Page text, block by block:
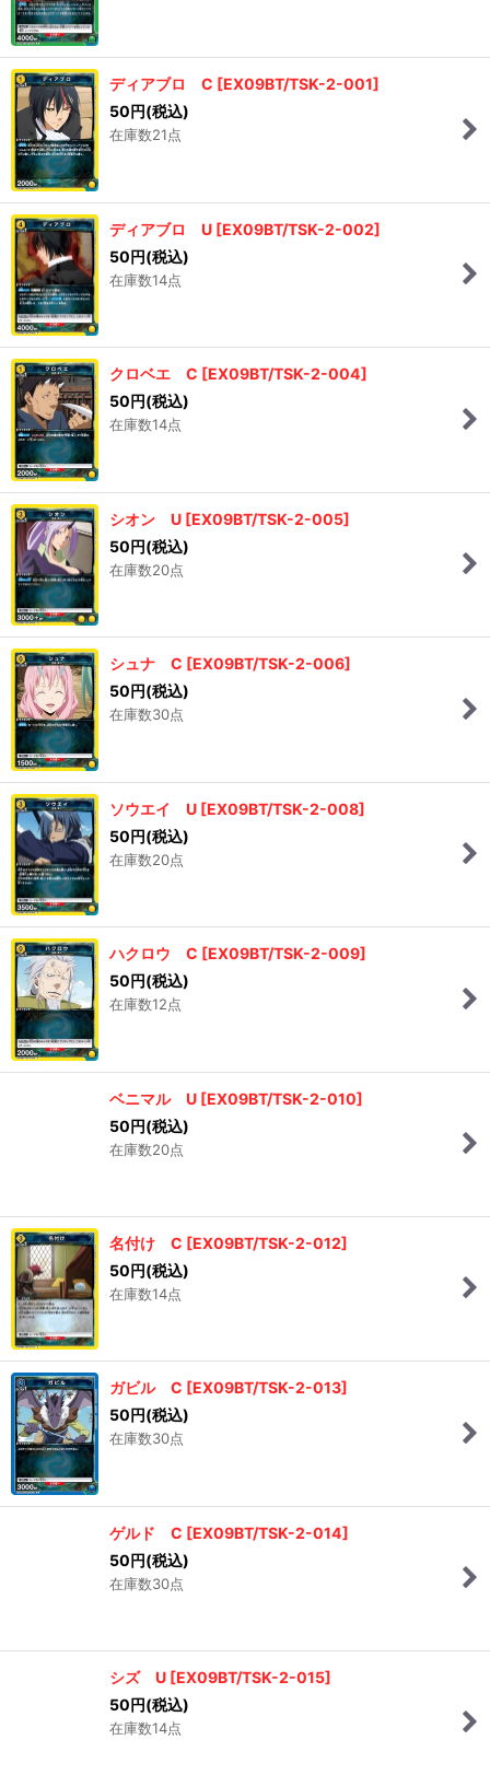
ディアブロ C [EX09BT/TSK-2-001]
50円(税込)
在庫数21点
ディアブロ U [EX09BT/TSK-2-002]
50円(税込)
在庫数14点
クロベエ C [EX09BT/TSK-2-004]
50円(税込)
在庫数14点
シオン U [EX09BT/TSK-2-005]
50円(税込)
在庫数20点
シュナ C [EX09BT/TSK-2-006]
50円(税込)
在庫数30点
ソウエイ U [EX09BT/TSK-2-008]
50円(税込)
在庫数20点
ハクロウ C [EX09BT/TSK-2-009]
50円(税込)
在庫数12点
ベニマル U [EX09BT/TSK-2-010]
50円(税込)
在庫数20点
名付け C [EX09BT/TSK-2-012]
50円(税込)
在庫数14点
ガビル C [EX09BT/TSK-2-013]
50 円(税込)
在庫数30点
ゲルド C [EX09BT/TSK-2-014]
50円(税込)
在庫数30点
シズ U [EX09BT/TSK-2-015]
50 円(税込)
在庫数14点